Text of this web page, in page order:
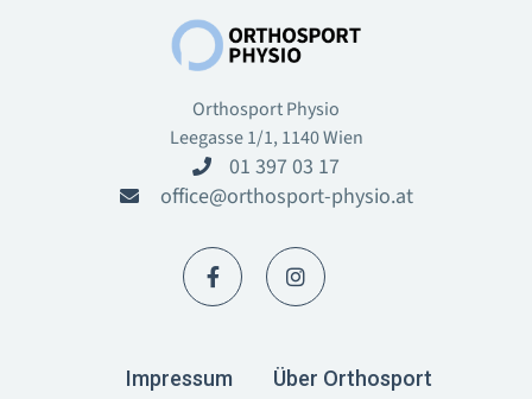
Orthosport Physio
Leegasse 1/1, 1140 Wien
 01 397 03 17
 office@orthosport-physio.at
 
I‍mpressum Über Orthosport